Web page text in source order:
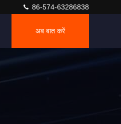
86-574-63286838
अब बात करें